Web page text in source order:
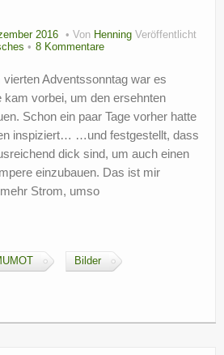
2016 Von Henning Veröffentlicht
8 Kommentare
Adventssonntag war es
kam vorbei, um den ersehnten
Schon ein paar Tage vorher hatte
inspiziert… …und festgestellt, dass
dick sind, um auch einen
einzubauen. Das ist mir
Strom, umso
Bilder